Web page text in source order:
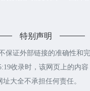
特别声明
保证外部链接的准确性和
收录时，该网页上的内
大全不承担任何责任。